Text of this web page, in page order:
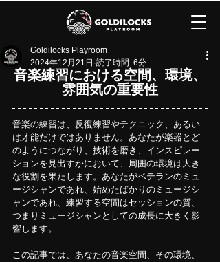
Goldilocks Playroom
2024年12月21日 読了時間: 6分
音楽練習における空間、環境、
雰囲気の重要性
音楽の練習は、反復練習やテクニック、あるい
は才能だけではありません。あなたが楽器とど
のようにつながり、技術を磨き、インスピレー
ションを見出すかにおいて、周囲の環境は大き
な役割を果たします。あなたがベテランのミュ
ージシャンであれ、始めたばかりのミュージシ
ャンであれ、練習する空間はセッションの質、
つまりミュージシャンとしての成長に大きく影
響します。
この記事では、あなたの音楽空間、その環境、